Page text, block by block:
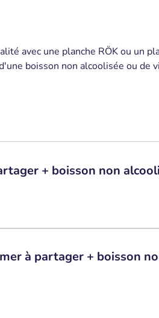
avec une planche RÖK ou un
boisson non alcoolisée ou de
+ boisson non
à partager + boisson